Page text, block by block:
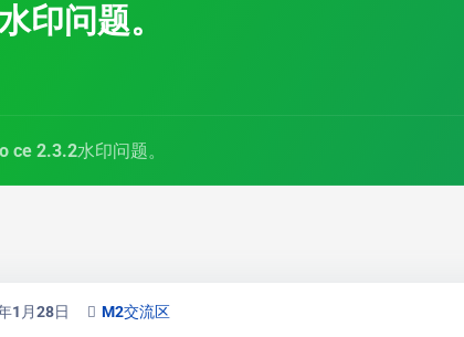
印问题。
ce 2.3.2水印问题。
1月28日 M2交流区